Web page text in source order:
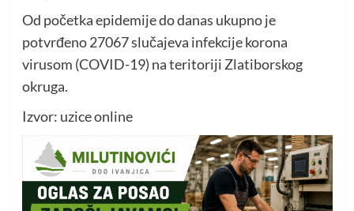
Od početka epidemije do danas ukupno je
potvrđeno 27067 slučajeva infekcije korona
virusom (COVID-19) na teritoriji Zlatiborskog
okruga.
Izvor: uzice online